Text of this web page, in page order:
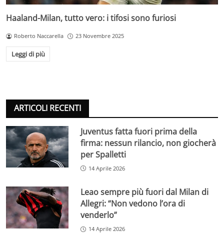
Haaland-Milan, tutto vero: i tifosi sono furiosi
Roberto Naccarella 23 Novembre 2025
Leggi di più
ARTICOLI RECENTI
Juventus fatta fuori prima della
firma: nessun rilancio, non giocherà
per Spalletti
14 Aprile 2026
Leao sempre più fuori dal Milan di
Allegri: “Non vedono l’ora di
venderlo”
14 Aprile 2026